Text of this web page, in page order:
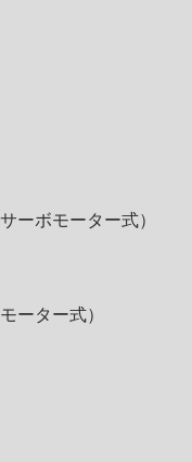
ーボモーター式）
ーター式）